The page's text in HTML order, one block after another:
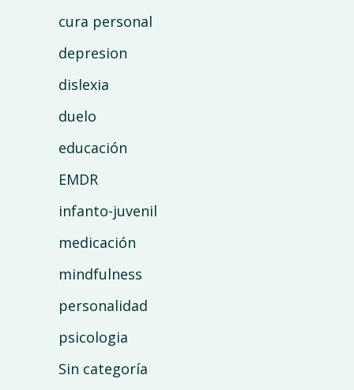
cura personal
depresion
dislexia
duelo
educación
EMDR
infanto-juvenil
medicación
mindfulness
personalidad
psicologia
Sin categoría